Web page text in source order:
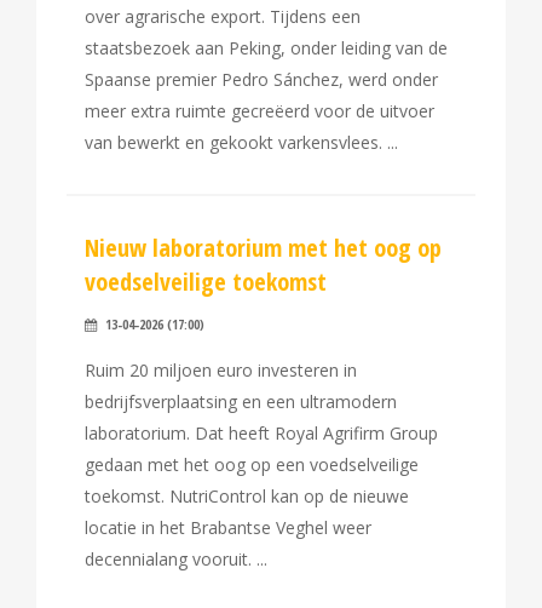
over agrarische export. Tijdens een
staatsbezoek aan Peking, onder leiding van de
Spaanse premier Pedro Sánchez, werd onder
meer extra ruimte gecreëerd voor de uitvoer
van bewerkt en gekookt varkensvlees.
Nieuw laboratorium met het oog op
voedselveilige toekomst
13-04-2026 (17:00)
Ruim 20 miljoen euro investeren in
bedrijfsverplaatsing en een ultramodern
laboratorium. Dat heeft Royal Agrifirm Group
gedaan met het oog op een voedselveilige
toekomst. NutriControl kan op de nieuwe
locatie in het Brabantse Veghel weer
decennialang vooruit.